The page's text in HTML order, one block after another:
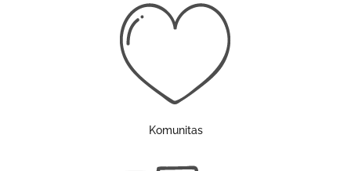
Komunitas